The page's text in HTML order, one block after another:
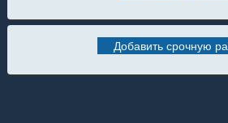
Добавить срочную